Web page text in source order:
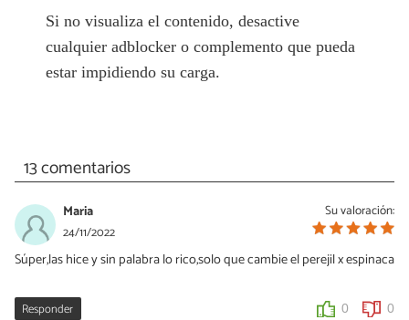
Si no visualiza el contenido, desactive
cualquier adblocker o complemento que pueda
estar impidiendo su carga.
13 comentarios
Su valoración:
Maria
24/11/2022
Súper,las hice y sin palabra lo rico,solo que cambie el perejil x espinaca
Responder 0 0